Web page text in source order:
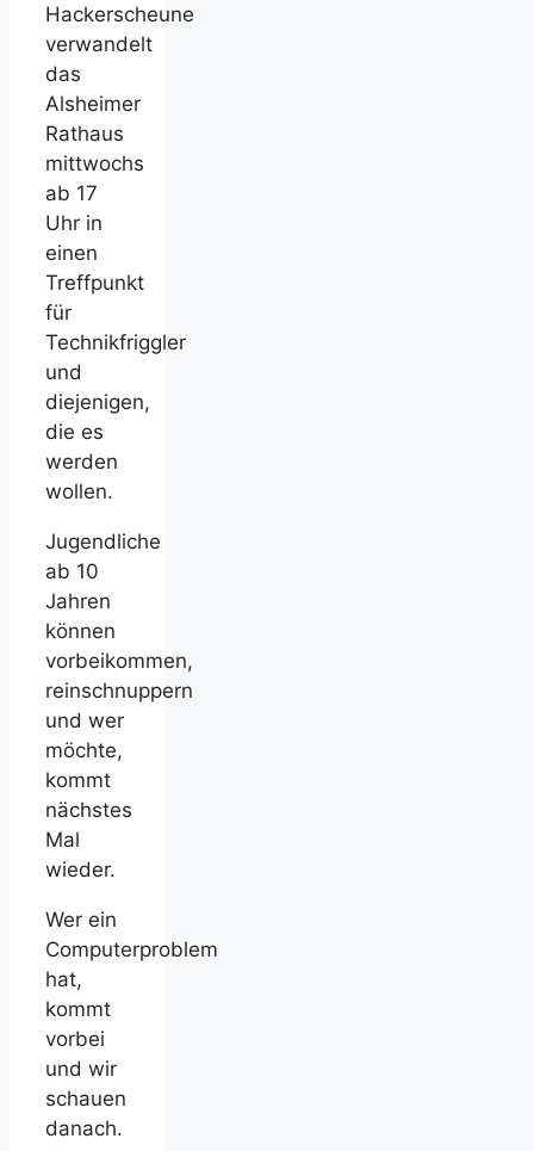
Hackerscheune
verwandelt
das
Alsheimer
Rathaus
mittwochs
ab 17
Uhr in
einen
Treffpunkt
für
Technikfriggler
und
diejenigen,
die es
werden
wollen.
Jugendliche
ab 10
Jahren
können
vorbeikommen,
reinschnuppern
und wer
möchte,
kommt
nächstes
Mal
wieder.
Wer ein
Computerproblem
hat,
kommt
vorbei
und wir
schauen
danach.